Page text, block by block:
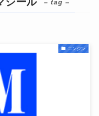
– tag –
エンジン